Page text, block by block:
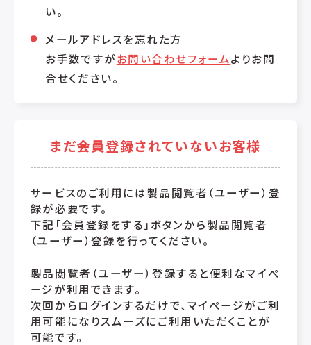
い。
メールアドレスを忘れた方
お手数ですがお問い合わせフォームよりお問
合せください。
まだ会員登録されていないお客様
サービスのご利用には製品閲覧者（ユーザー）登
録が必要です。
下記「会員登録をする」ボタンから製品閲覧者
（ユーザー）登録を行ってください。
製品閲覧者（ユーザー）登録すると便利なマイペ
ージが利用できます。
次回からログインするだけで、マイページがご利
用可能になりスムーズにご利用いただくことが
可能です。